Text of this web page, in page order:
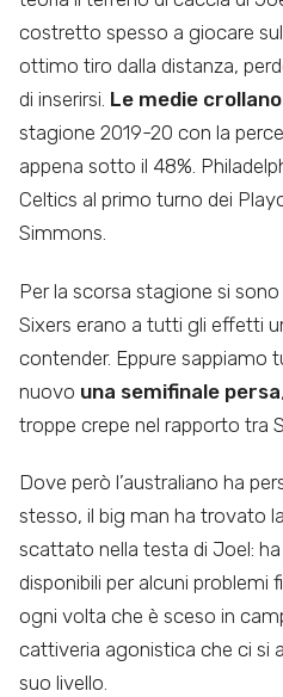
costretto spesso a giocare
ottimo tiro dalla distanza,
di inserirsi. Le medie
stagione 2019-20 con la
appena sotto il 48%.
Celtics al primo turno dei
Simmons.
Per la scorsa stagione si
Sixers erano a tutti gli effetti
contender. Eppure sappiamo
nuovo una semifinale persa
troppe crepe nel rapporto tra
Dove però l’australiano ha
stesso, il big man ha trovato
scattato nella testa di Joel:
disponibili per alcuni problemi
ogni volta che è sceso in
cattiveria agonistica che ci si
suo livello.